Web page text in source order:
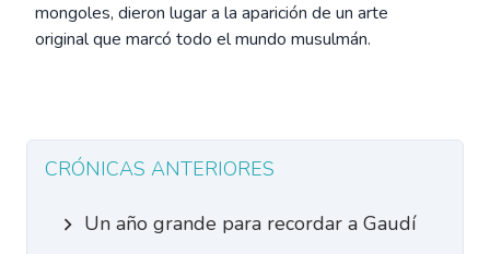
mongoles, dieron lugar a la aparición de un arte
original que marcó todo el mundo musulmán.
CRÓNICAS ANTERIORES
Un año grande para recordar a Gaudí